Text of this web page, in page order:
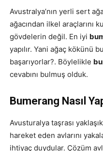
Avustralya’nın yerli sert
ağacından ilkel araçlarını
gövdelerin değil. En iyi
yapılır. Yani ağaç kökünü
başarıyorlar?. Böylelikle
cevabını bulmuş olduk.
Bumerang Nasıl
Avusturalya taşrası
hareket eden avlarını
ihtiyaç duydular. Çözüm